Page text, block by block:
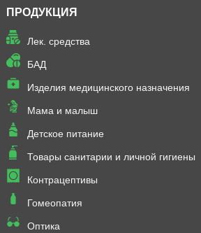
ПРОДУКЦИЯ
Лек. средства
БАД
Изделия медицинского назначения
Мама и малыш
Детское питание
Товары санитарии и личной гигиены
Контрацептивы
Гомеопатия
Оптика